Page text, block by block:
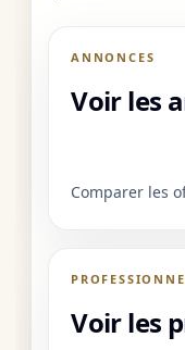
ANNONCES
Voir les
Comparer les
Voir les